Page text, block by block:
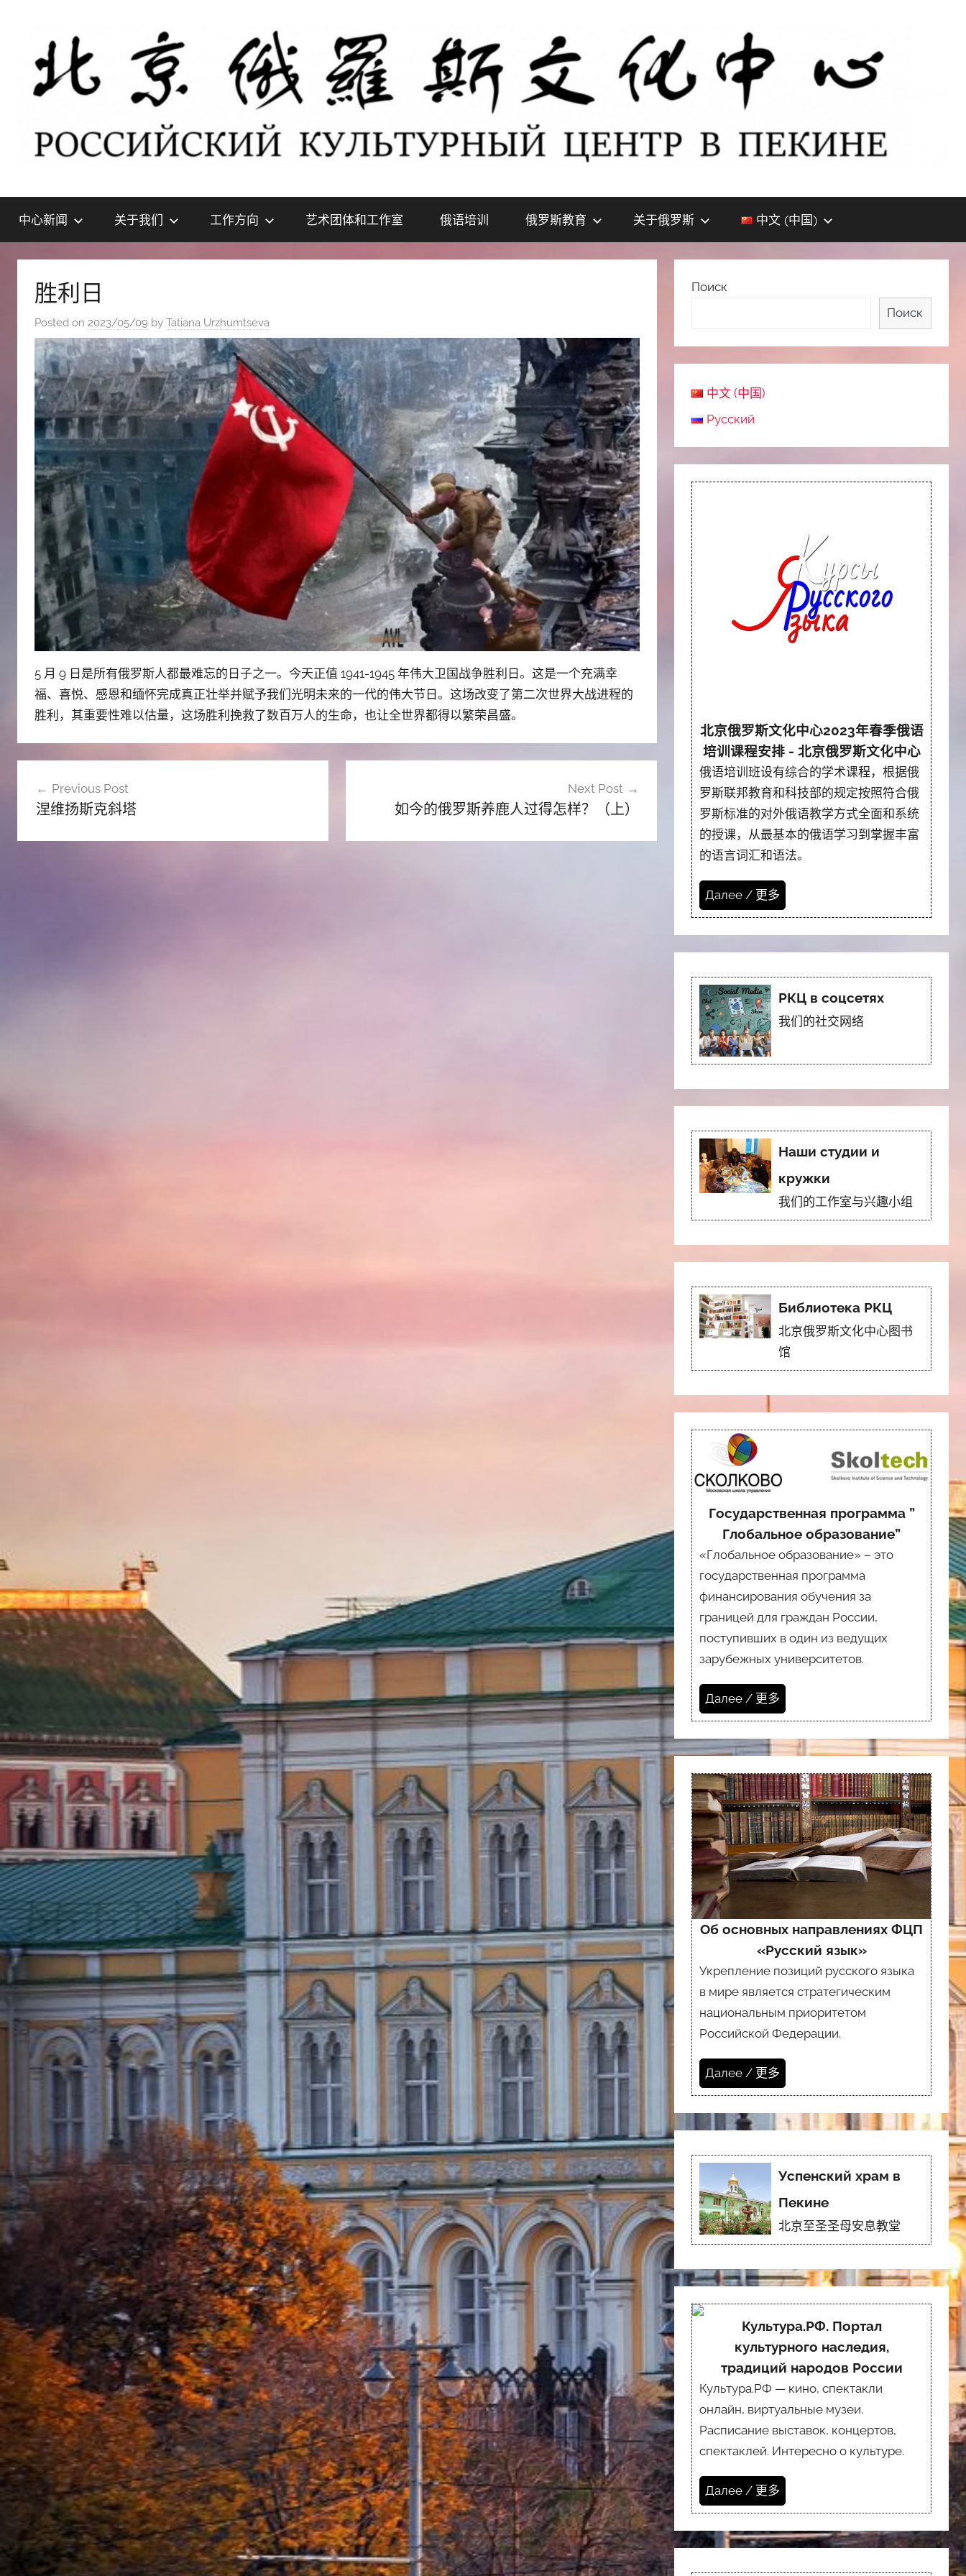
北
京
俄
罗
斯
文
化
中
心
КУЛЬТУРНЫЙ
ЦЕНТР
ПЕКИНЕ
中心新闻 关于我们 工作方向 艺术团体和工作室 俄语培训 俄罗斯教育 关于俄罗斯 中文 (中国)
胜利日
Posted on 2023/05/09 by Tatiana Urzhumtseva
5 月 9 日是所有俄罗斯人都最难忘的日子之一。今天正值 1941-1945 年伟大卫国战争胜利日。这是一个充满幸
福、喜悦、感恩和缅怀完成真正壮举并赋予我们光明未来的一代的伟大节日。这场改变了第二次世界大战进程的
胜利，其重要性难以估量，这场胜利挽救了数百万人的生命，也让全世界都得以繁荣昌盛。
Previous Post
涅维扬斯克斜塔
Next Post
如今的俄罗斯养鹿人过得怎样？（上）
Поиск
Поиск
中文 (中国)
Русский
北京俄罗斯文化中心2023年春季俄语
培训课程安排 - 北京俄罗斯文化中心
俄语培训班设有综合的学术课程，根据俄
罗斯联邦教育和科技部的规定按照符合俄
罗斯标准的对外俄语教学方式全面和系统
的授课，从最基本的俄语学习到掌握丰富
的语言词汇和语法。
Далее / 更多
РКЦ в соцсетях
我们的社交网络
Наши студии и
кружки
我们的工作室与兴趣小组
Библиотека РКЦ
北京俄罗斯文化中心图书
馆
Государственная программа ”
Глобальное образование”
«Глобальное образование» – это
государственная программа
финансирования обучения за
границей для граждан России,
поступивших в один из ведущих
зарубежных университетов.
Далее / 更多
Об основных направлениях ФЦП
«Русский язык»
Укрепление позиций русского языка
в мире является стратегическим
национальным приоритетом
Российской Федерации.
Далее / 更多
Успенский храм в
Пекине
北京至圣圣母安息教堂
Культура.РФ. Портал
культурного наследия,
традиций народов России
Культура.РФ — кино, спектакли
онлайн, виртуальные музеи.
Расписание выставок, концертов,
спектаклей. Интересно о культуре.
Далее / 更多